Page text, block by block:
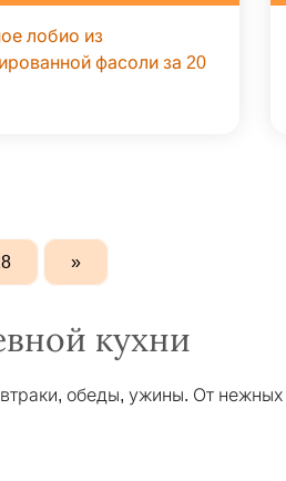
лобио из
фасоли за 20
»
кухни
обеды, ужины. От